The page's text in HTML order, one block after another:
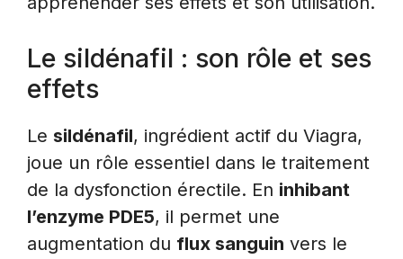
Le sildénafil : son rôle et ses
effets
Le sildénafil, ingrédient actif du Viagra,
joue un rôle essentiel dans le traitement
de la dysfonction érectile. En inhibant
l’enzyme PDE5, il permet une
augmentation du flux sanguin vers le